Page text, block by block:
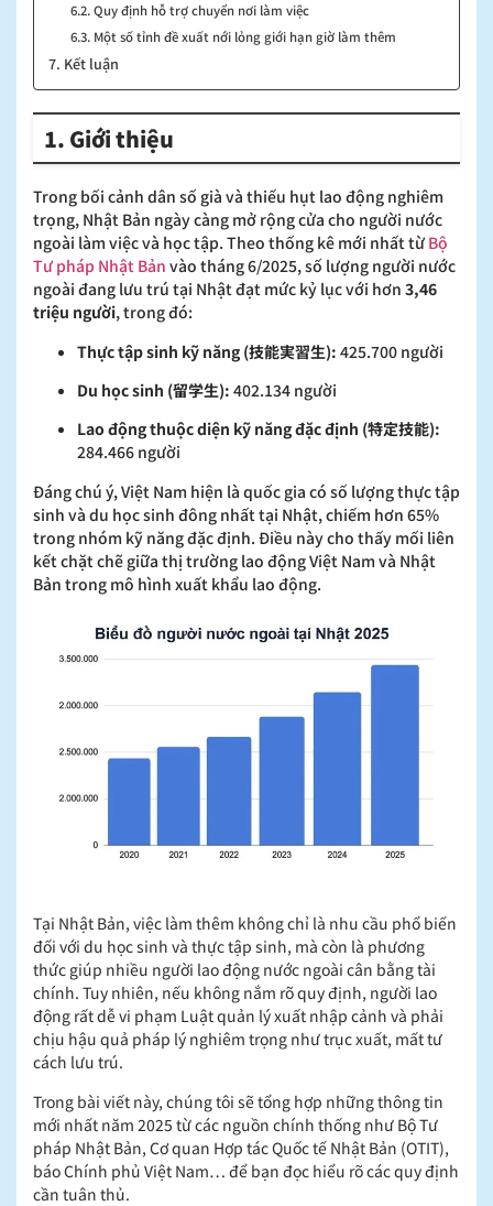
6.2. Quy định hỗ trợ chuyển nơi làm việc
6.3. Một số tỉnh đề xuất nới lỏng giới hạn giờ làm thêm
7. Kết luận
1. Giới thiệu
Trong bối cảnh dân số già và thiếu hụt lao động nghiêm
trọng, Nhật Bản ngày càng mở rộng cửa cho người nước
ngoài làm việc và học tập. Theo thống kê mới nhất từ Bộ
Tư pháp Nhật Bản vào tháng 6/2025, số lượng người nước
ngoài đang lưu trú tại Nhật đạt mức kỷ lục với hơn 3,46
triệu người, trong đó:
Thực tập sinh kỹ năng (技能実習生): 425.700 người
Du học sinh (留学生): 402.134 người
Lao động thuộc diện kỹ năng đặc định (特定技能):
284.466 người
Đáng chú ý, Việt Nam hiện là quốc gia có số lượng thực tập
sinh và du học sinh đông nhất tại Nhật, chiếm hơn 65%
trong nhóm kỹ năng đặc định. Điều này cho thấy mối liên
kết chặt chẽ giữa thị trường lao động Việt Nam và Nhật
Bản trong mô hình xuất khẩu lao động.
Tại Nhật Bản, việc làm thêm không chỉ là nhu cầu phổ biến
đối với du học sinh và thực tập sinh, mà còn là phương
thức giúp nhiều người lao động nước ngoài cân bằng tài
chính. Tuy nhiên, nếu không nắm rõ quy định, người lao
động rất dễ vi phạm Luật quản lý xuất nhập cảnh và phải
chịu hậu quả pháp lý nghiêm trọng như trục xuất, mất tư
cách lưu trú.
Trong bài viết này, chúng tôi sẽ tổng hợp những thông tin
mới nhất năm 2025 từ các nguồn chính thống như Bộ Tư
pháp Nhật Bản, Cơ quan Hợp tác Quốc tế Nhật Bản (OTIT),
báo Chính phủ Việt Nam… để bạn đọc hiểu rõ các quy định
cần tuân thủ.